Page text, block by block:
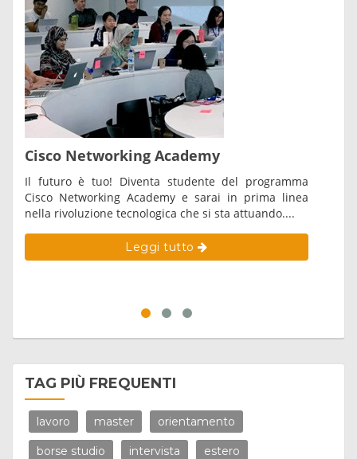
Cisco Networking Academy
Il futuro è tuo! Diventa studente del programma
Cisco Networking Academy e sarai in prima linea
nella rivoluzione tecnologica che si sta attuando....
Leggi tutto
TAG PIÙ FREQUENTI
lavoro master orientamento
borse studio intervista estero